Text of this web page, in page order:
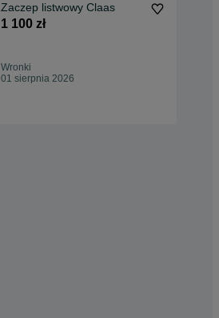
Zaczep listwowy Claas
1 100 zł
Wronki
01 sierpnia 2026